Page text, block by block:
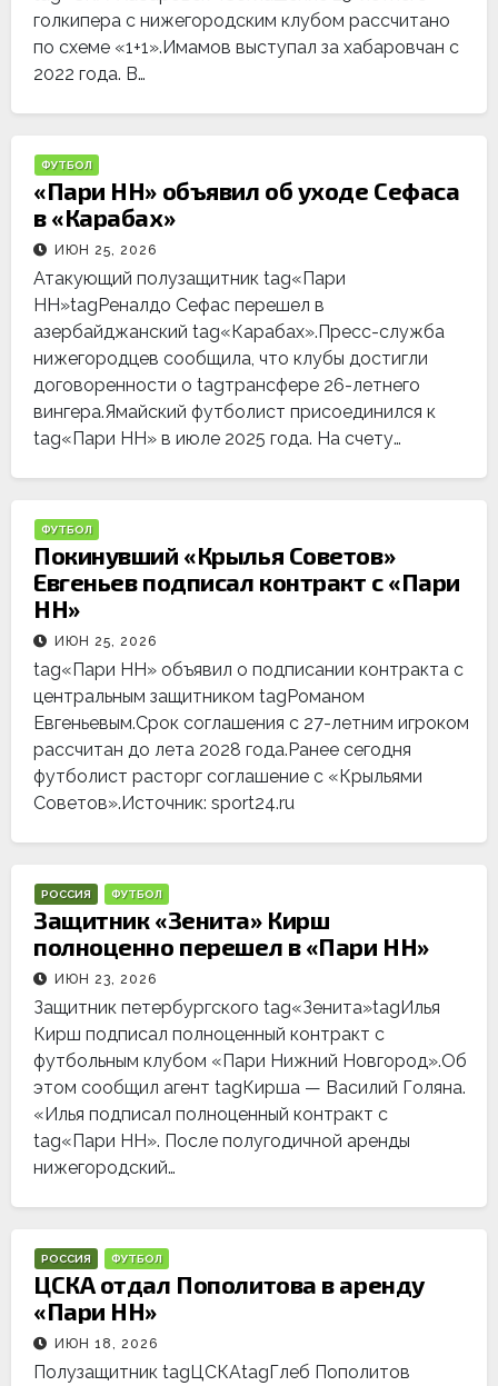
голкипера с нижегородским клубом рассчитано
по схеме «1+1».Имамов выступал за хабаровчан с
2022 года. В…
ФУТБОЛ
«Пари НН» объявил об уходе Сефаса
в «Карабах»
ИЮН 25, 2026
Атакующий полузащитник tag«Пари
НН»tagРеналдо Сефас перешел в
азербайджанский tag«Карабах».Пресс-служба
нижегородцев сообщила, что клубы достигли
договоренности о tagтрансфере 26-летнего
вингера.Ямайский футболист присоединился к
tag«Пари НН» в июле 2025 года. На счету…
ФУТБОЛ
Покинувший «Крылья Советов»
Евгеньев подписал контракт с «Пари
НН»
ИЮН 25, 2026
tag«Пари НН» объявил о подписании контракта с
центральным защитником tagРоманом
Евгеньевым.Срок соглашения с 27-летним игроком
рассчитан до лета 2028 года.Ранее сегодня
футболист расторг соглашение с «Крыльями
Советов».Источник: sport24.ru
РОССИЯ ФУТБОЛ
Защитник «Зенита» Кирш
полноценно перешел в «Пари НН»
ИЮН 23, 2026
Защитник петербургского tag«Зенита»tagИлья
Кирш подписал полноценный контракт с
футбольным клубом «Пари Нижний Новгород».Об
этом сообщил агент tagКирша — Василий Голяна.
«Илья подписал полноценный контракт с
tag«Пари НН». После полугодичной аренды
нижегородский…
РОССИЯ ФУТБОЛ
ЦСКА отдал Пополитова в аренду
«Пари НН»
ИЮН 18, 2026
Полузащитник tagЦСКАtagГлеб Пополитов